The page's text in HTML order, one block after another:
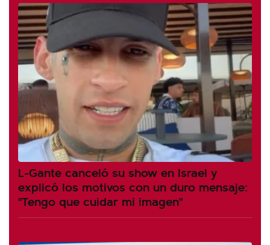
L-Gante canceló su show en Israel y
explicó los motivos con un duro mensaje:
"Tengo que cuidar mi imagen"